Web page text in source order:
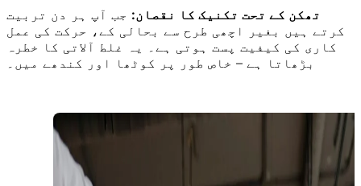
تھکن کے تحت تکنیک کا نقصان: جب آپ ہر دن تربیت
کرتے ہیں بغیر اچھی طرح سے بحالی کے، حرکت کی عمل
کاری کی کیفیت پست ہوتی ہے۔ یہ غلط آلاتی کا خطرہ
بڑھاتا ہے – خاص طور پر کوٹھا اور کندھے میں۔